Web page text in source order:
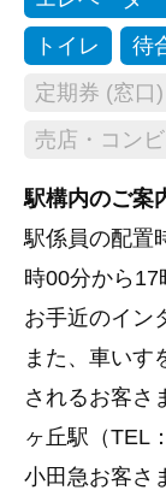
トイレ
待
定期券 (窓口
売店・コン
駅構内のご案
駅係員の配置
時00分から17
お手近のイン
また、車いす
されるお客さ
ヶ丘駅（TEL
小田急お客さ